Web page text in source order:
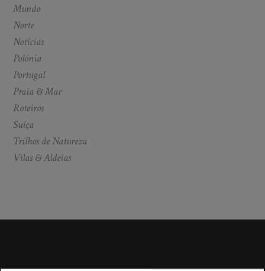
Mundo
Norte
Notícias
Polónia
Portugal
Praia & Mar
Roteiros
Suíça
Trilhos de Natureza
Vilas & Aldeias